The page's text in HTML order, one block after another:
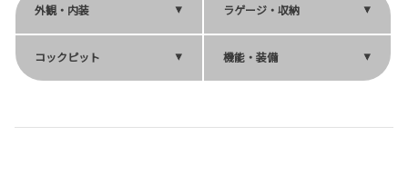
外観・内装 ラゲージ・収納
コックピット 機能・装備